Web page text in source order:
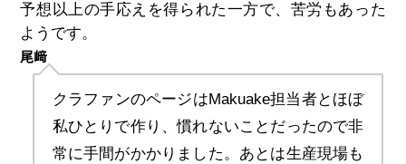
予想以上の手応えを得られた一方で、苦労もあった
ようです。
尾﨑
クラファンのページはMakuake担当者とほぼ
私ひとりで作り、慣れないことだったので非
常に手間がかかりました。あとは生産現場も